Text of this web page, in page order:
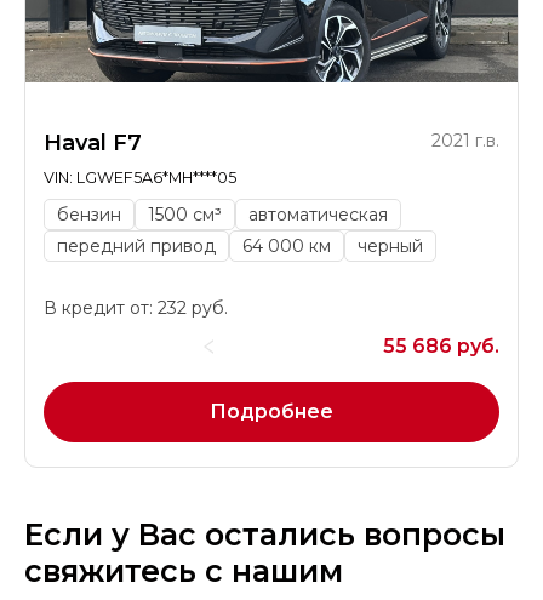
Haval F7 2021 г.в.
VIN: LGWEF5A6*MH****05
бензин 1500 см³
автоматическая
передний привод
64 000 км черный
В кредит от: 232 руб.
55 686 руб.
Подробнее
Если у Вас остались вопросы
свяжитесь с нашим